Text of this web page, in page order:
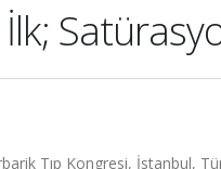
Tıp Kongresi, İstanbul,